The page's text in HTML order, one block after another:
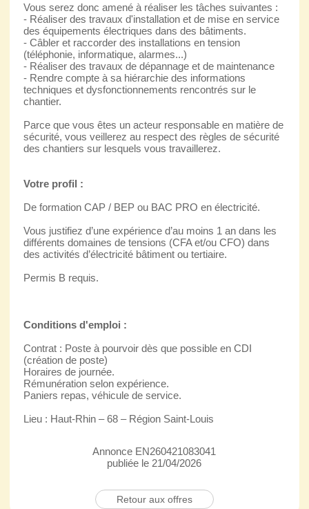
Vous serez donc amené à réaliser les tâches suivantes :
- Réaliser des travaux d'installation et de mise en service
des équipements électriques dans des bâtiments.
- Câbler et raccorder des installations en tension
(téléphonie, informatique, alarmes...)
- Réaliser des travaux de dépannage et de maintenance
- Rendre compte à sa hiérarchie des informations
techniques et dysfonctionnements rencontrés sur le
chantier.
Parce que vous êtes un acteur responsable en matière de
sécurité, vous veillerez au respect des règles de sécurité
des chantiers sur lesquels vous travaillerez.
Votre profil :
De formation CAP / BEP ou BAC PRO en électricité.
Vous justifiez d’une expérience d’au moins 1 an dans les
différents domaines de tensions (CFA et/ou CFO) dans
des activités d’électricité bâtiment ou tertiaire.
Permis B requis.
Conditions d'emploi :
Contrat : Poste à pourvoir dès que possible en CDI
(création de poste)
Horaires de journée.
Rémunération selon expérience.
Paniers repas, véhicule de service.
Lieu : Haut-Rhin – 68 – Région Saint-Louis
Annonce EN260421083041
publiée le 21/04/2026
Retour aux offres